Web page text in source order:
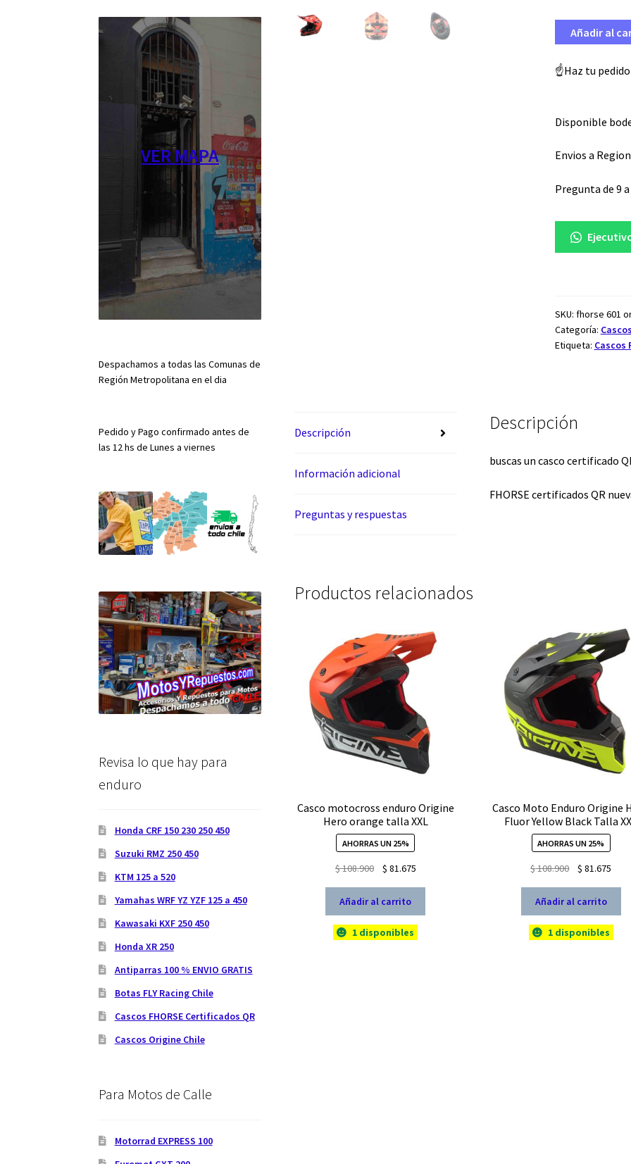
Añadir al
☝️Haz tu
Disponible
Envios a
Pregunta de 9
SKU: fhorse 601
Categoría:
Etiqueta: Cascos
Descripción
Información adicional
Preguntas y respuestas
Descripción
buscas un casco certificado
FHORSE certificados QR
Productos relacionados
Casco motocross enduro Origine
Hero orange talla XXL
AHORRAS UN 25%
$108.900
original
era:
$ 108.900.
$ 81.675El
es:
Añadir al carrito
1 disponibles
Casco Moto Enduro Origine
Fluor Yellow Black Talla
AHORRAS UN 25%
$108.900
El
original
era:
$ 108.900.
$ 81.675
es:
Añadir al carrito
1 disponibles
VER MAPA
Despachamos a todas las Comunas de
Región Metropolitana en el dia
Pedido y Pago confirmado antes de
las 12 hs de Lunes a viernes
Revisa lo que hay para
enduro
Honda CRF 150 230 250 450
Suzuki RMZ 250 450
KTM 125 a 520
Yamahas WRF YZ YZF 125 a 450
Kawasaki KXF 250 450
Honda XR 250
Antiparras 100 % ENVIO GRATIS
Botas FLY Racing Chile
Cascos FHORSE Certificados QR
Cascos Origine Chile
Para Motos de Calle
Motorrad EXPRESS 100